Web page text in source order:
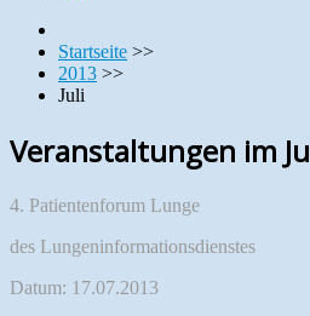
Startseite >>
2013 >>
Juli
Veranstaltungen im
4. Patientenforum Lunge
des Lungeninformationsdienstes
Datum: 17.07.2013